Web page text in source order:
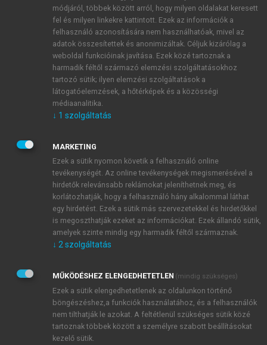
ÚJ FIÓK LÉTREHOZÁSA
1 óra díjmentes hozzáférés
E-MAIL-CÍM
JELSZÓ
JELSZÓ ÚJRA
Kérek értesítést a MeRSZ újdonságairól, akcióiról.
Kérek értesítést az Akadémiai Kiadó Zrt. újdonságairól,
Adatkezelési tájékoztatóbanfoglaltakat tudomásul
veszem és elfogadom.
Általános vásárlási feltételeket, valamint a szotar.netés a
mersz.huoldalak licencszerződéseiben foglaltakat
tudomásul veszem és elfogadom.
módjáról, többek között arról, hogy milyen oldalakat keresett
fel és milyen linkekre kattintott. Ezek az információk a
felhasználó azonosítására nem használhatóak, mivel az
adatok összesítettek és anonimizáltak. Céljuk kizárólag a
weboldal funkcióinak javítása. Ezek közé tartoznak a
harmadik féltől származó elemzési szolgáltatásokhoz
tartozó sütik; ilyen elemzési szolgáltatások a
látogatóelemzések, a hőtérképek és a közösségi
médiaanalitika.
↓ 1 szolgáltatás
MARKETING
Ezek a sütik nyomon követik a felhasználó online
tevékenységét. Az online tevékenységek megismerésével a
hirdetők relevánsabb reklámokat jeleníthetnek meg, és
korlátozhatják, hogy a felhasználó hány alkalommal láthat
egy hirdetést. Ezek a sütik más szervezetekkel és hirdetőkkel
is megoszthatják ezeket az információkat. Ezek állandó sütik,
amelyek szinte mindig egy harmadik féltől származnak.
↓ 2 szolgáltatás
MŰKÖDÉSHEZ ELENGEDHETETLEN (mindig szükséges)
Ezek a sütik elengedhetetlenek az oldalunkon történő
böngészéshez,a funkciók használatához, és a felhasználók
nem tilthatják le azokat. A feltétlenül szükséges sütik közé
tartoznak többek között a személyre szabott beállításokat
kezelő sütik.